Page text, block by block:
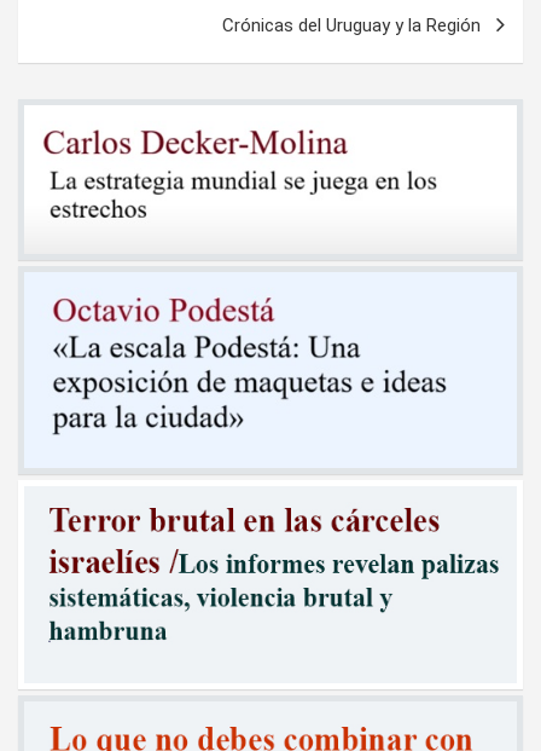
Crónicas del Uruguay y la Región